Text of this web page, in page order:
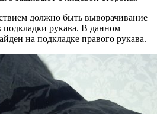
должно быть выворачивание
рукава. В данном
на подкладке правого рукава.